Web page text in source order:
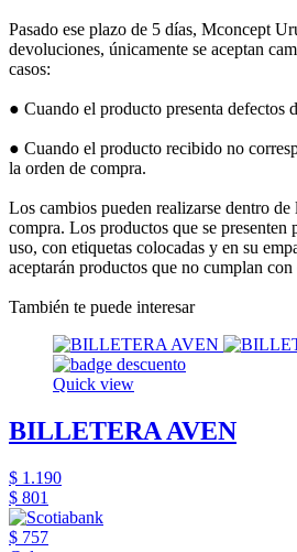
Pasado ese plazo de 5 días, Mconcept
devoluciones, únicamente se aceptan
casos:
● Cuando el producto presenta defectos
● Cuando el producto recibido no
la orden de compra.
Los cambios pueden realizarse dentro de
compra. Los productos que se presenten
uso, con etiquetas colocadas y en su
aceptarán productos que no cumplan con
También te puede interesar
Quick view
BILLETERA AVEN
$ 1.190
$ 801
$ 757